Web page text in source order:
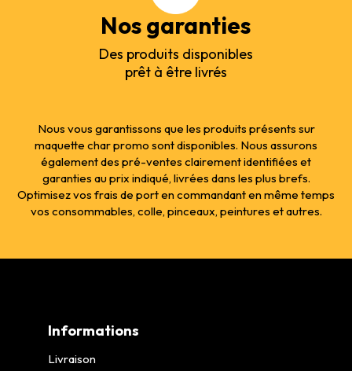
Nos garanties
Des produits disponibles
prêt à être livrés
Nous vous garantissons que les produits présents sur
maquette char promo sont disponibles. Nous assurons
également des pré-ventes clairement identifiées et
garanties au prix indiqué, livrées dans les plus brefs.
Optimisez vos frais de port en commandant en même temps
vos consommables, colle, pinceaux, peintures et autres.
Informations
Livraison